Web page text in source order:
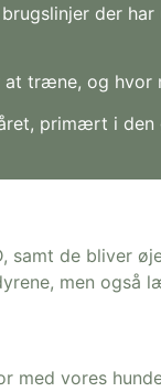
der
træne, og
primært i
samt de
men
med vores